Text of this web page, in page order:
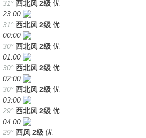
31° 西北风 2级 优
23:00
31° 西北风 2级 优
00:00
30° 西北风 2级 优
01:00
30° 西北风 2级 优
02:00
30° 西北风 2级 优
03:00
29° 西北风 2级 优
04:00
29° 西风 2级 优